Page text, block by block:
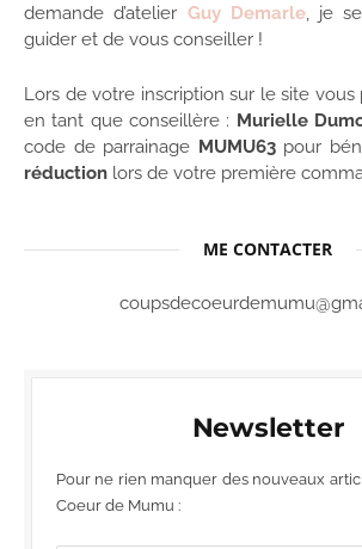
demande d’atelier Guy Demarle, je
guider et de vous conseiller !
Lors de votre inscription sur le site vous
en tant que conseillère : Murielle
code de parrainage MUMU63pour
réduction lors de votre première
ME CONTACTER
Newsletter
Pour ne rien manquer des nouveaux
Coeur de Mumu :